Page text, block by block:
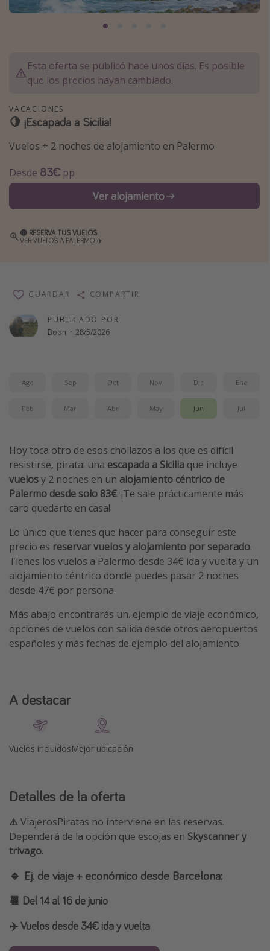
Marruecos
Tailandia
Albania
Inspiración para viajes
Camping
Glamping
Viajes en tren
Viajar sola como mujer
Ofertas para Vacaciones Activas
Escapadas románticas
Trabajar en el extranjero
Parques de atracciones
Viaja con musicales
El Rey León el musical
Harry Potter en Londres y otros destinos
Eventos deportivos
Esta oferta se publicó hace unos días. Es posible
que los precios hayan cambiado.
VACACIONES
🍋 ¡Escapada a Sicilia!
Vuelos + 2 noches de alojamiento en Palermo
Desde 83€ pp
Ver alojamiento
🔴 RESERVA TUS VUELOS
VER VUELOS A PALERMO ✈️
PUBLICADO POR
Boon · 28/5/2026
GUARDAR COMPARTIR
Ago Sep Oct Nov Dic Ene
Feb Mar Abr May Jun Jul
Hoy toca otro de esos chollazos a los que es difícil
resistirse, pirata: una escapada a Sicilia que incluye
vuelosy 2 noches en un alojamiento céntrico de
Palermo desde solo 83€. ¡Te sale prácticamente más
caro quedarte en casa!
Lo único que tienes que hacer para conseguir este
precio es reservar vuelos y alojamiento por separado.
Tienes los vuelos a Palermo desde 34€ ida y vuelta y un
alojamiento céntrico donde puedes pasar 2 noches
desde 47€ por persona.
Más abajo encontrarás un. ejemplo de viaje económico,
opciones de vuelos con salida desde otros aeropuertos
españoles y más fechas de ejemplo del alojamiento.
A destacar
Vuelos incluidosMejor ubicación
Detalles de la oferta
⚠️ViajerosPiratas no interviene en las reservas.
Dependerá de la opción que escojas en Skyscanner y
trivago.
🔹 Ej. de viaje + económico desde Barcelona:
📆 Del 14 al 16 de junio
✈️Vuelos desde 34€ ida y vuelta